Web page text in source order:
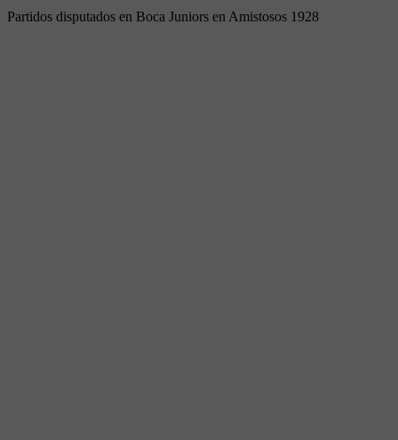
Partidos disputados en Boca Juniors en Amistosos 1928